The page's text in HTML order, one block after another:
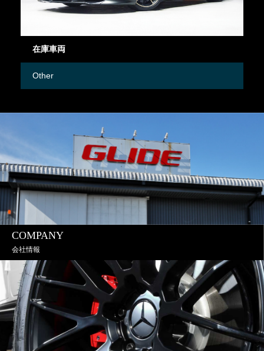
在庫車両
Other
COMPANY
会社情報